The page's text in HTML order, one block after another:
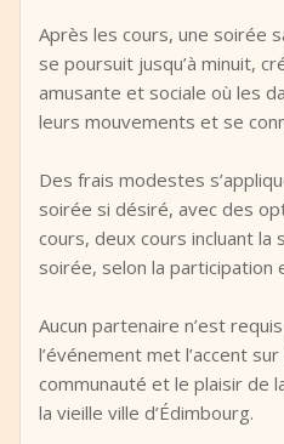
Après les cours, une soirée
se poursuit jusqu’à minuit,
amusante et sociale où les
leurs mouvements et se
Des frais modestes
soirée si désiré, avec des
cours, deux cours incluant la
soirée, selon la participation
Aucun partenaire n’est
l’événement met l’accent sur
communauté et le plaisir de
la vieille ville d’Édimbourg.